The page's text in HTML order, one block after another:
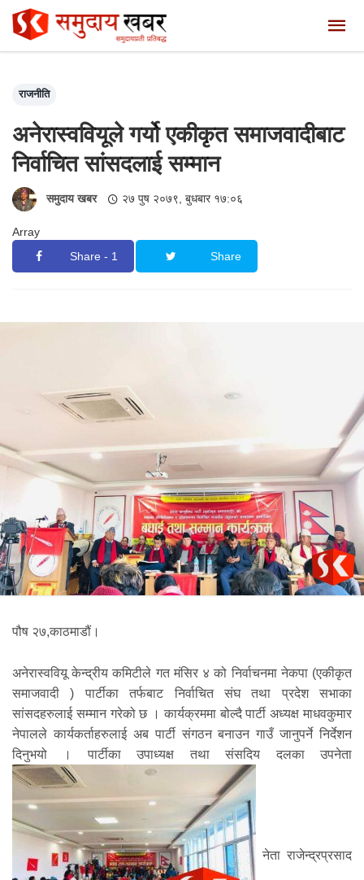
राजनीति
अनेरास्ववियूले गर्यो एकीकृत समाजवादीबाट
निर्वाचित सांसदलाई सम्मान
समुदाय खबर २७ पुष २०७९, बुधबार १७:०६
Array
Share - 1
Share
पौष २७,काठमाडौं।
अनेरास्ववियू केन्द्रीय कमिटीले गत मंसिर ४ को निर्वाचनमा नेकपा (एकीकृत
समाजवादी ) पार्टीका तर्फबाट निर्वाचित संघ तथा प्रदेश सभाका
सांसदहरुलाई सम्मान गरेको छ । कार्यक्रममा बोल्दै पार्टी अध्यक्ष माधवकुमार
नेपालले कार्यकर्ताहरुलाई अब पार्टी संगठन बनाउन गाउँ जानुपर्ने निर्देशन
दिनुभयो । पार्टीका उपाध्यक्ष तथा संसदिय दलका उपनेता
नेता राजेन्द्रप्रसाद